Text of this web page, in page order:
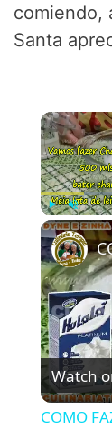
comiendo,
Santa
Play Unmute
Watch
COMO